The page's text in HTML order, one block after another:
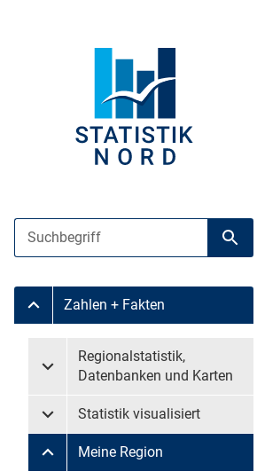
Suche
Untermenü Zahlen + Fakten
Zahlen + Fakten
Untermenü überspringen
Untermenü Regionalstatistik,
Regionalstatistik,
Datenbanken und Karten
Untermenü Statistik visualisiert
Statistik visualisiert
Untermenü Meine Region
Meine Region